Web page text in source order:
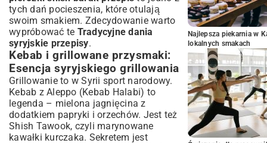
tych dań pocieszenia, które otulają
swoim smakiem. Zdecydowanie warto
wypróbować te Tradycyjne dania
syryjskie przepisy.
Kebab i grillowane przysmaki:
Esencja syryjskiego grillowania
Grillowanie to w Syrii sport narodowy.
Kebab z Aleppo (Kebab Halabi) to
legenda – mielona jagnięcina z
dodatkiem papryki i orzechów. Jest też
Shish Tawook, czyli marynowane
kawałki kurczaka. Sekretem jest
Najlepsza piekarnia w
lokalnych smakach